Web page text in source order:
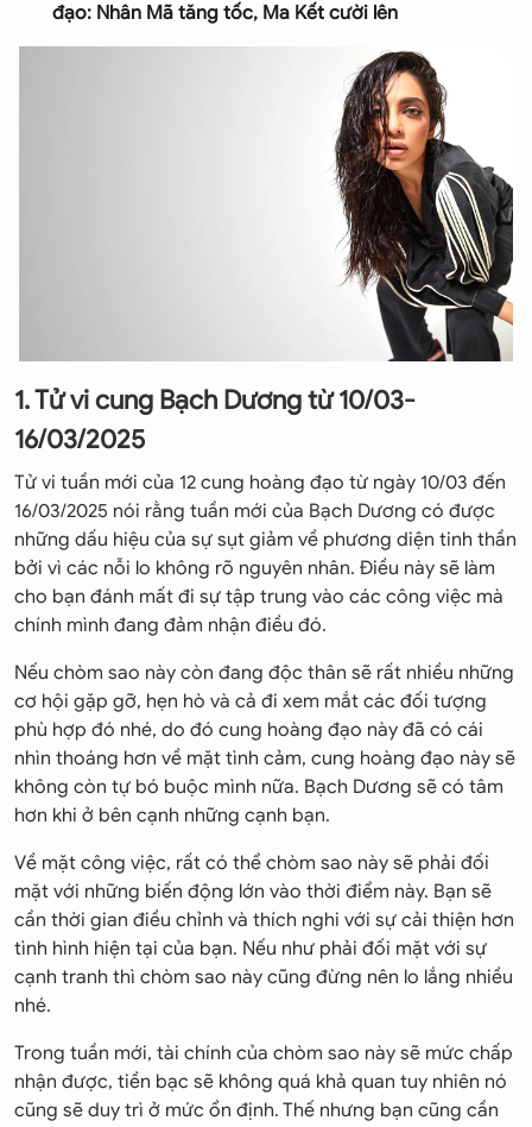
đạo: Nhân Mã tăng tốc, Ma Kết cười lên
1. Tử vi cung Bạch Dương từ 10/03-
16/03/2025
Tử vi tuần mới của 12 cung hoàng đạo từ ngày 10/03 đến
16/03/2025 nói rằng tuần mới của Bạch Dương có được
những dấu hiệu của sự sụt giảm về phương diện tinh thần
bởi vì các nỗi lo không rõ nguyên nhân. Điều này sẽ làm
cho bạn đánh mất đi sự tập trung vào các công việc mà
chính mình đang đảm nhận điều đó.
Nếu chòm sao này còn đang độc thân sẽ rất nhiều những
cơ hội gặp gỡ, hẹn hò và cả đi xem mắt các đối tượng
phù hợp đó nhé, do đó cung hoàng đạo này đã có cái
nhìn thoáng hơn về mặt tình cảm, cung hoàng đạo này sẽ
không còn tự bó buộc mình nữa. Bạch Dương sẽ có tâm
hơn khi ở bên cạnh những cạnh bạn.
Về mặt công việc, rất có thể chòm sao này sẽ phải đối
mặt với những biến động lớn vào thời điểm này. Bạn sẽ
cần thời gian điều chỉnh và thích nghi với sự cải thiện hơn
tình hình hiện tại của bạn. Nếu như phải đối mặt với sự
cạnh tranh thì chòm sao này cũng đừng nên lo lắng nhiều
nhé.
Trong tuần mới, tài chính của chòm sao này sẽ mức chấp
nhận được, tiền bạc sẽ không quá khả quan tuy nhiên nó
cũng sẽ duy trì ở mức ổn định. Thế nhưng bạn cũng cần